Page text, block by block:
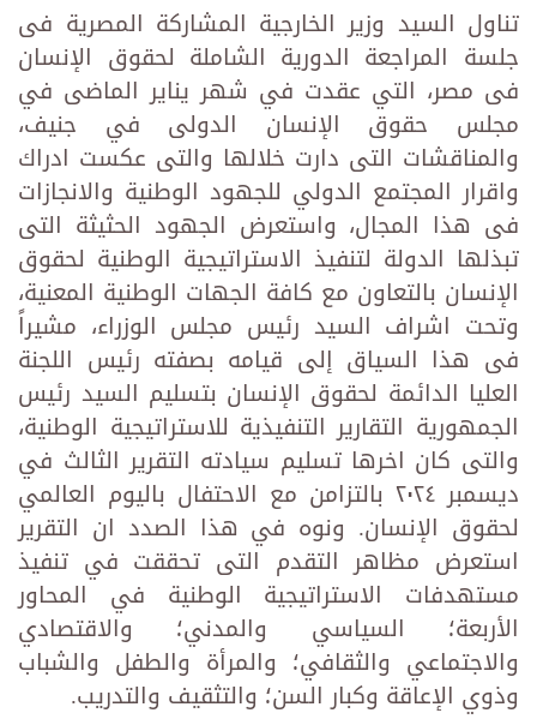
تناول السيد وزير الخارجية المشاركة المصرية فى
جلسة المراجعة الدورية الشاملة لحقوق الإنسان
فى مصر، التي عقدت في شهر يناير الماضى في
مجلس حقوق الإنسان الدولى في جنيف،
والمناقشات التى دارت خلالها والتى عكست ادراك
واقرار المجتمع الدولي للجهود الوطنية والانجازات
فى هذا المجال، واستعرض الجهود الحثيثة التى
تبذلها الدولة لتنفيذ الاستراتيجية الوطنية لحقوق
الإنسان بالتعاون مع كافة الجهات الوطنية المعنية،
وتحت اشراف السيد رئيس مجلس الوزراء، مشيراً
فى هذا السياق إلى قيامه بصفته رئيس اللجنة
العليا الدائمة لحقوق الإنسان بتسليم السيد رئيس
الجمهورية التقارير التنفيذية للاستراتيجية الوطنية،
والتى كان اخرها تسليم سيادته التقرير الثالث في
ديسمبر ٢٠٢٤ بالتزامن مع الاحتفال باليوم العالمي
لحقوق الإنسان. ونوه في هذا الصدد ان التقرير
استعرض مظاهر التقدم التى تحققت في تنفيذ
مستهدفات الاستراتيجية الوطنية في المحاور
الأربعة؛ السياسي والمدني؛ والاقتصادي
والاجتماعي والثقافي؛ والمرأة والطفل والشباب
وذوي الإعاقة وكبار السن؛ والتثقيف والتدريب.